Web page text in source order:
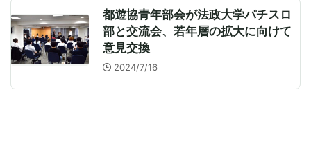
都遊協青年部会が法政大学パチスロ
部と交流会、若年層の拡大に向けて
意見交換
2024/7/16